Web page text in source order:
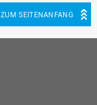
ZUM SEITENANFANG